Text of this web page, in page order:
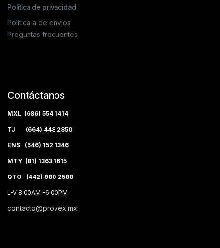
Política de privacidad
Política a de envíos
Preguntas frecuentes
Contáctanos
MXL (686) 554 1414
TJ (664) 448 2850
ENS (646) 152 1346
MTY (81) 1363 1615
QTO (442) 980 2588
L-V 8:00AM -6:00PM
contacto@provex.mx